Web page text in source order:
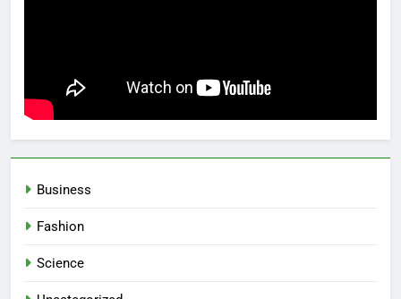
Business
Fashion
Science